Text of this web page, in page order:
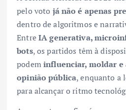
pelo voto já não é apenas
dentro de algoritmos e
EntreIA generativa,
bots, os partidos têm à
podeminfluenciar, moldar
opinião pública, enquanto a
para alcançar o ritmo